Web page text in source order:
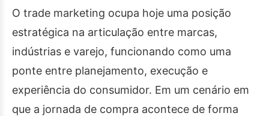
O trade marketing ocupa hoje uma posição
estratégica na articulação entre marcas,
indústrias e varejo, funcionando como uma
ponte entre planejamento, execução e
experiência do consumidor. Em um cenário em
que a jornada de compra acontece de forma